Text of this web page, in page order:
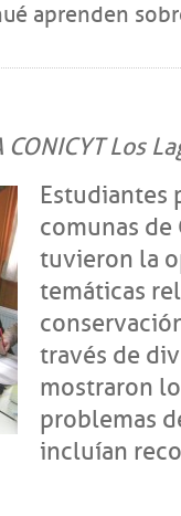
aprenden
Los
Estudiantes
comunas de
tuvieron la
temáticas
través de
mostraron
problemas
incluían